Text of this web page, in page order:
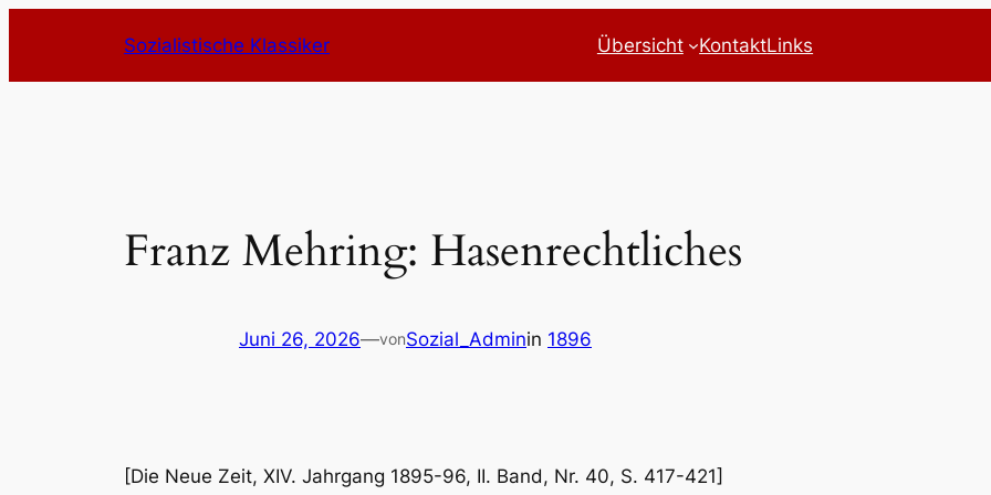
springen
Sozialistische Klassiker Übersicht KontaktLinks
Franz Mehring: Hasenrechtliches
Juni 26, 2026—vonSozial_Adminin 1896
[Die Neue Zeit, XIV. Jahrgang 1895-96, II. Band, Nr. 40, S. 417-421]